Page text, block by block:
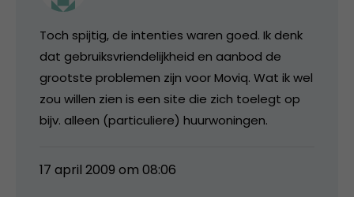
Toch spijtig, de intenties waren goed. Ik denk
dat gebruiksvriendelijkheid en aanbod de
grootste problemen zijn voor Moviq. Wat ik wel
zou willen zien is een site die zich toelegt op
bijv. alleen (particuliere) huurwoningen.
17 april 2009 om 08:06